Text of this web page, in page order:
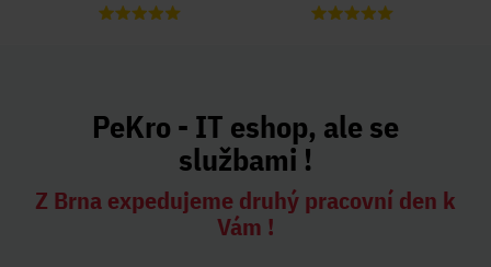
PeKro - IT eshop, ale se
službami !
Z Brna expedujeme druhý pracovní den k
Vám !